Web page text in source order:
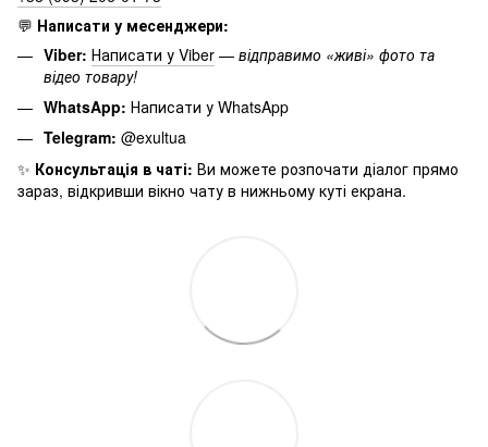
💬 Написати у месенджери:
Viber: Написати у Viber — відправимо «живі» фото та
відео товару!
WhatsApp: Написати у WhatsApp
Telegram: @exultua
✨ Консультація в чаті: Ви можете розпочати діалог прямо
зараз, відкривши вікно чату в нижньому куті екрана.